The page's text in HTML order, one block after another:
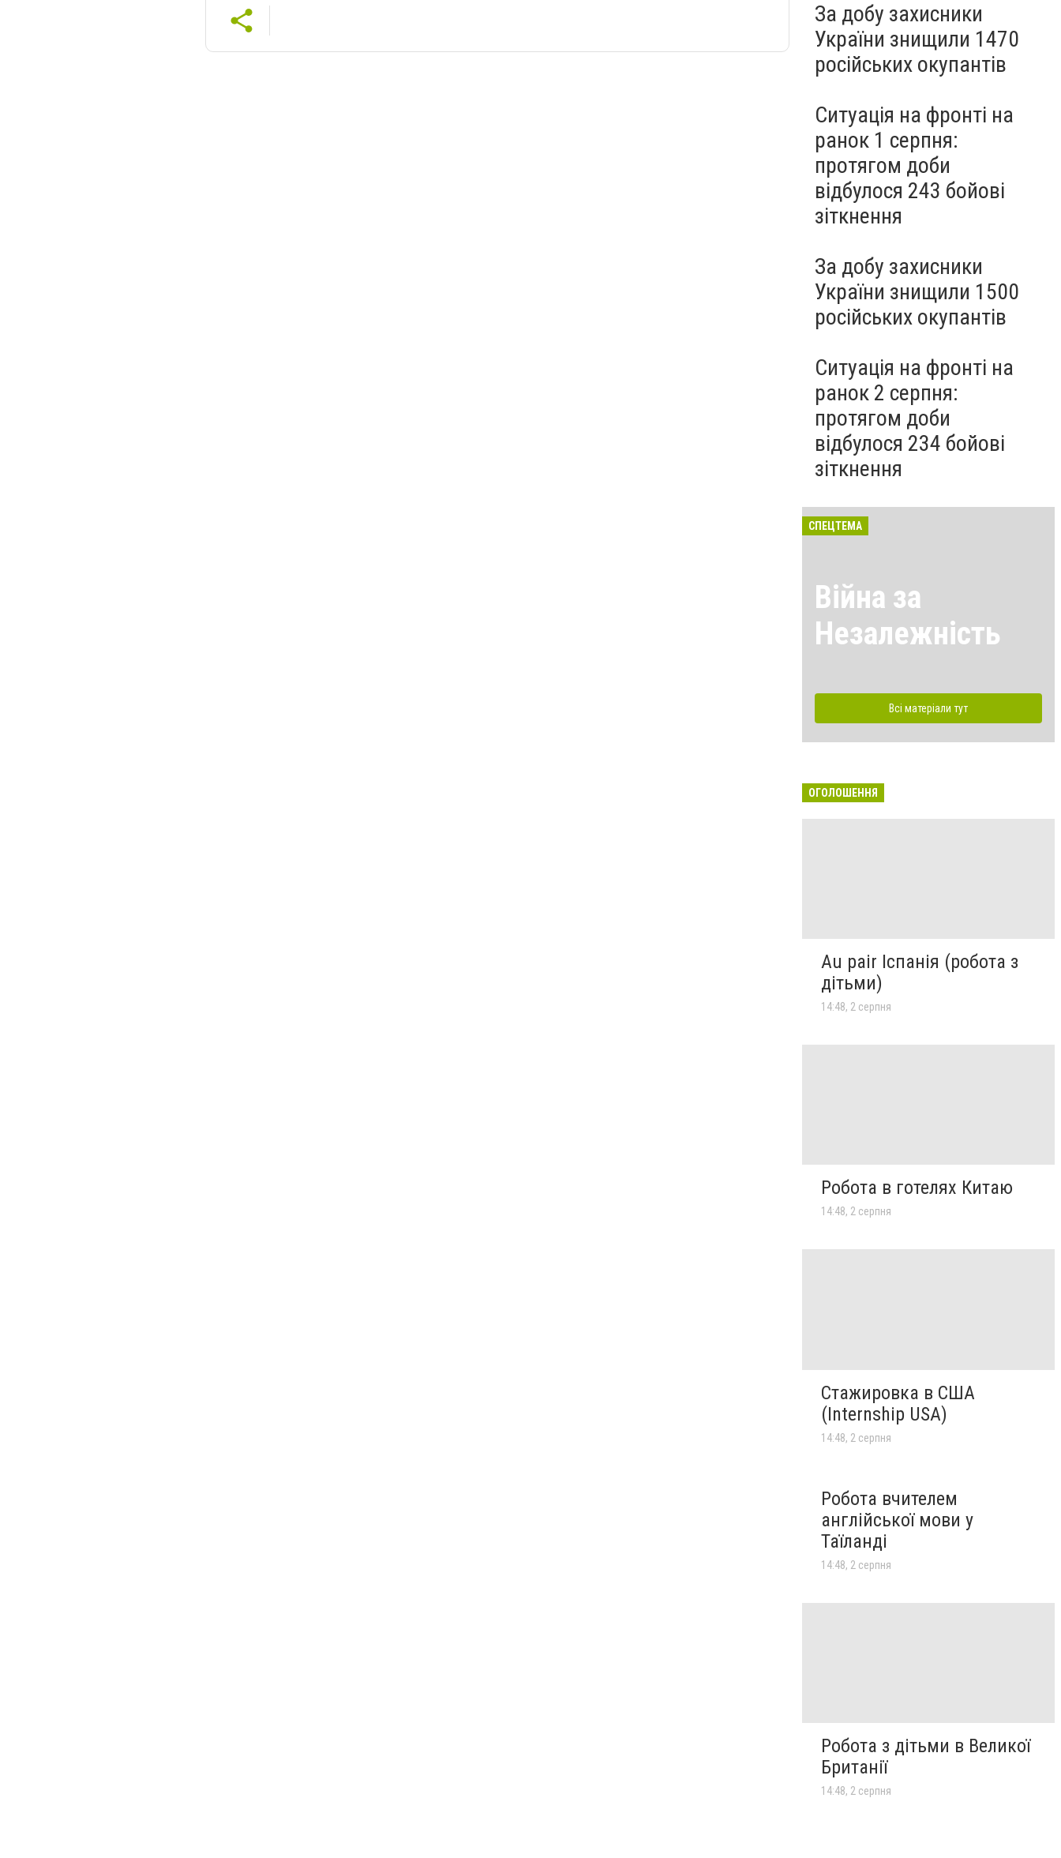
За добу захисники
України знищили 1470
російських окупантів
Ситуація на фронті на
ранок 1 серпня:
протягом доби
відбулося 243 бойові
зіткнення
За добу захисники
України знищили 1500
російських окупантів
Ситуація на фронті на
ранок 2 серпня:
протягом доби
відбулося 234 бойові
зіткнення
СПЕЦТЕМА
Війна за
Незалежність
Всі матеріали тут
ОГОЛОШЕННЯ
Au pair Іспанія (робота з
дітьми)
14:48, 2 серпня
Робота в готелях Китаю
14:48, 2 серпня
Стажировка в США
(Internship USA)
14:48, 2 серпня
Робота вчителем
англійської мови у
Таїланді
14:48, 2 серпня
Робота з дітьми в Великої
Британії
14:48, 2 серпня